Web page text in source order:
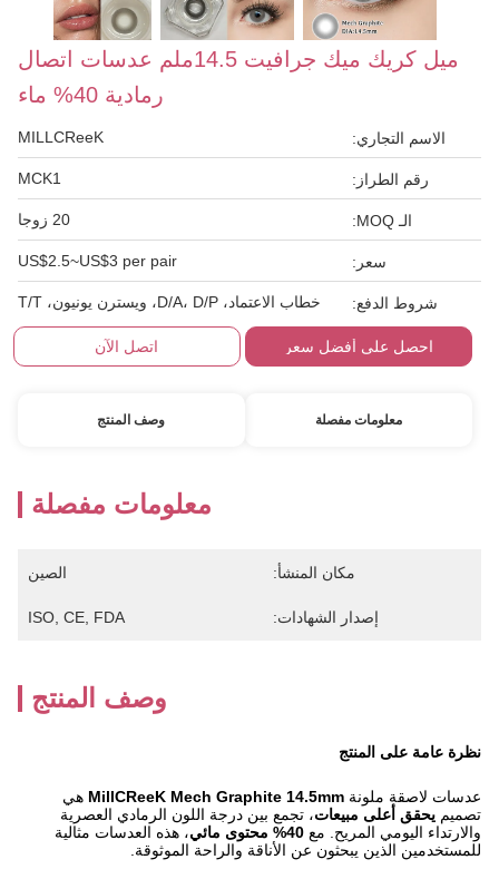
ميل كريك ميك جرافيت 14.5ملم عدسات اتصال
رمادية 40% ماء
الاسم التجاري: MILLCReeK
رقم الطراز: MCK1
الـ MOQ: 20 زوجا
سعر: US$2.5~US$3 per pair
شروط الدفع: خطاب الاعتماد، D/A، D/P، ويسترن يونيون، T/T
احصل على أفضل سعر اتصل الآن
معلومات مفصلة وصف المنتج
معلومات مفصلة
مكان المنشأ: الصين
إصدار الشهادات: ISO, CE, FDA
وصف المنتج
نظرة عامة على المنتج
عدسات لاصقة ملونة MillCReeK Mech Graphite 14.5mm هي
تصميم يحقق أعلى مبيعات، تجمع بين درجة اللون الرمادي العصرية
والارتداء اليومي المريح. مع 40% محتوى مائي
، هذه العدسات مثالية
للمستخدمين الذين يبحثون عن الأناقة والراحة الموثوقة.